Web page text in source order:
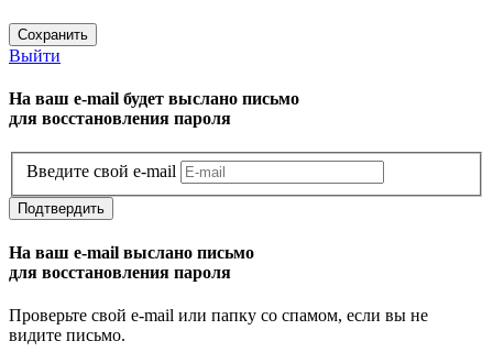
Сохранить
Выйти
На ваш e-mail будет выслано письмо
для восстановления пароля
Введите свой e-mail
Подтвердить
На ваш e-mail выслано письмо
для восстановления пароля
Проверьте свой e-mail или папку со спамом, если вы не
видите письмо.